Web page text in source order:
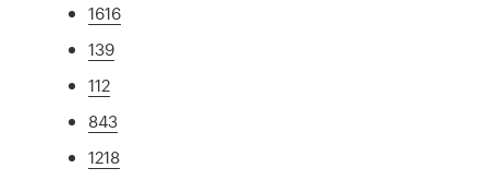
1616
139
112
843
1218